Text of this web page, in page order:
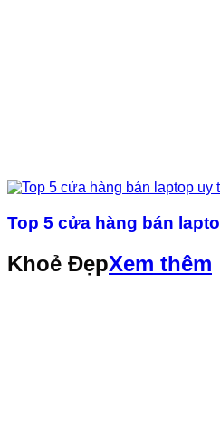
Top 5 cửa hàng bán
Khoẻ ĐẹpXem thêm